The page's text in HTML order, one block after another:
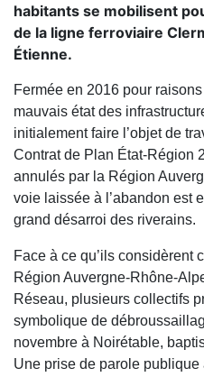
habitants se mobilisent
de la ligne ferroviaire
Étienne.
Fermée en 2016 pour
mauvais état des
initialement faire l’objet de
Contrat de Plan État-Région
annulés par la Région
voie laissée à l’abandon est
grand désarroi des riverains.
Face à ce qu’ils considèrent
Région Auvergne-Rhône-
Réseau, plusieurs collectifs
symbolique de
novembre à Noirétable,
Une prise de parole